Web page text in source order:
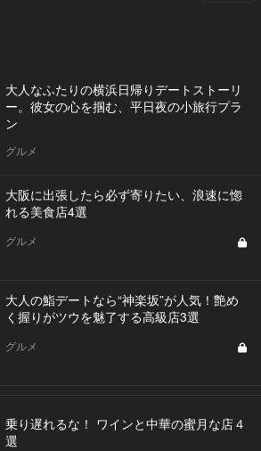
大人なふたりの横浜日帰りデートストーリ
ー。彼女の心を掴む、平日夜の小旅行プラ
ン
グルメ
大阪に出張したら必ず寄りたい、浪速に惚
れる美食店4選
グルメ
大人の鮨デートなら“神楽坂”が人気！艶め
く握りがツウを魅了する高級店3選
グルメ
乗り遅れるな！ ワインと中華の蜜月な店４
選